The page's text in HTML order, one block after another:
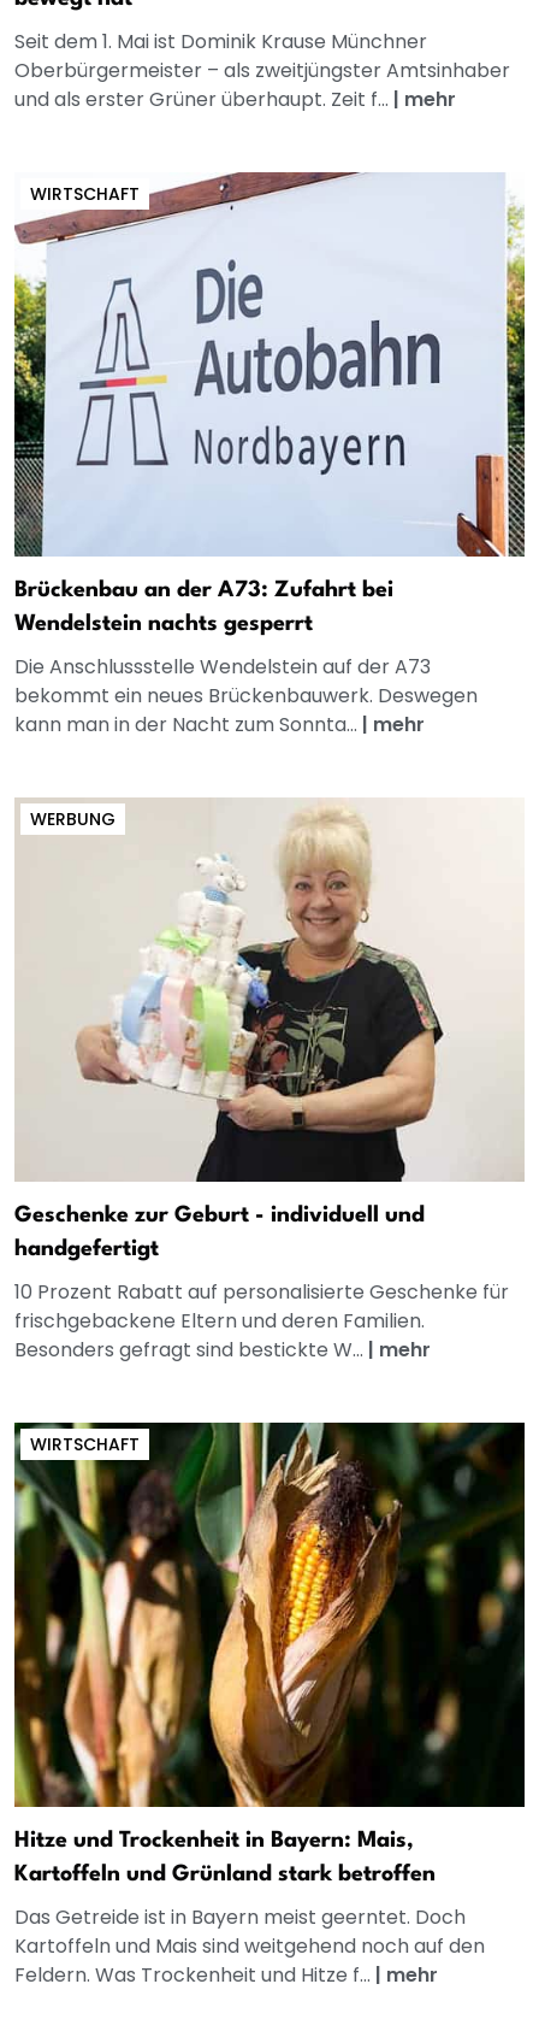
Seit dem 1. Mai ist Dominik Krause Münchner
Oberbürgermeister – als zweitjüngster Amtsinhaber
und als erster Grüner überhaupt. Zeit f... | mehr
WIRTSCHAFT
Brückenbau an der A73: Zufahrt bei
Wendelstein nachts gesperrt
Die Anschlussstelle Wendelstein auf der A73
bekommt ein neues Brückenbauwerk. Deswegen
kann man in der Nacht zum Sonnta... | mehr
WERBUNG
Geschenke zur Geburt - individuell und
handgefertigt
10 Prozent Rabatt auf personalisierte Geschenke für
frischgebackene Eltern und deren Familien.
Besonders gefragt sind bestickte W... | mehr
WIRTSCHAFT
Hitze und Trockenheit in Bayern: Mais,
Kartoffeln und Grünland stark betroffen
Das Getreide ist in Bayern meist geerntet. Doch
Kartoffeln und Mais sind weitgehend noch auf den
Feldern. Was Trockenheit und Hitze f... | mehr